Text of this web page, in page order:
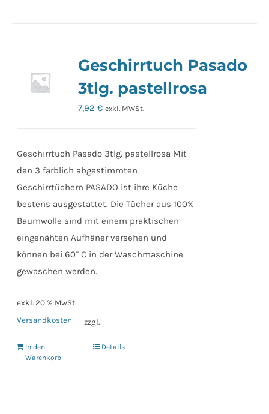
Geschirrtuch Pasado
3tlg. pastellrosa
7,92€ exkl. MWSt.
Geschirrtuch Pasado 3tlg. pastellrosa Mit
den 3 farblich abgestimmten
Geschirrtüchern PASADO ist ihre Küche
bestens ausgestattet. Die Tücher aus 100%
Baumwolle sind mit einem praktischen
eingenähten Aufhäner versehen und
können bei 60° C in der Waschmaschine
gewaschen werden.
exkl. 20 % MwSt.
zzgl.
Versandkosten
In den
Warenkorb
Details